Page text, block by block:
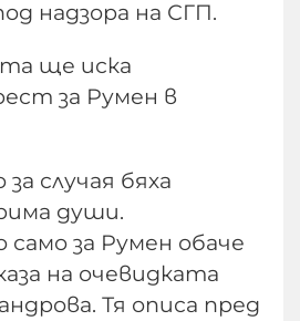
надзора на СГП.
ще иска
за Румен в
случая бяха
души.
за Румен обаче
на очевидката
Тя описа пред